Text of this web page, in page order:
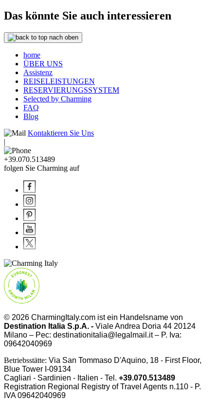
Das könnte Sie auch interessieren
nach oben
home
ÜBER UNS
Assistenz
REISELEISTUNGEN
RESERVIERUNGSSYSTEM
Selected by Charming
FAQ
Blog
Kontaktieren Sie Uns
|
+39.070.513489
folgen Sie Charming auf
© 2026 CharmingItaly.com ist ein Handelsname von
Destination Italia S.p.A. - Viale Andrea Doria 44 20124
Milano – Pec: destinationitalia@legalmail.it – P. Iva:
09642040969
Betriebsstätte: Via San Tommaso D'Aquino, 18 - First Floor,
Blue Tower I-09134
Cagliari - Sardinien - Italien - Tel. +39.070.513489
Registration Regional Registry of Travel Agents n.110 - P.
IVA09642040969